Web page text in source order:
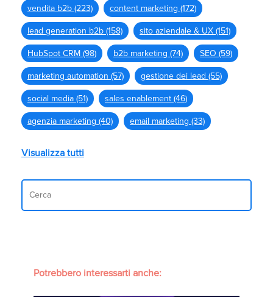
vendita b2b (223) content marketing (172)
lead generation b2b (158) sito aziendale & UX (151)
HubSpot CRM (98) b2b marketing (74) SEO (59)
marketing automation (57) gestione dei lead (55)
social media (51) sales enablement (46)
agenzia marketing (40) email marketing (33)
Visualizza tutti
Potrebbero interessarti anche: